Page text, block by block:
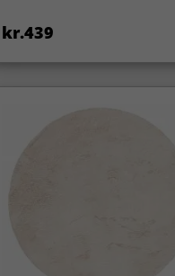
kr.439